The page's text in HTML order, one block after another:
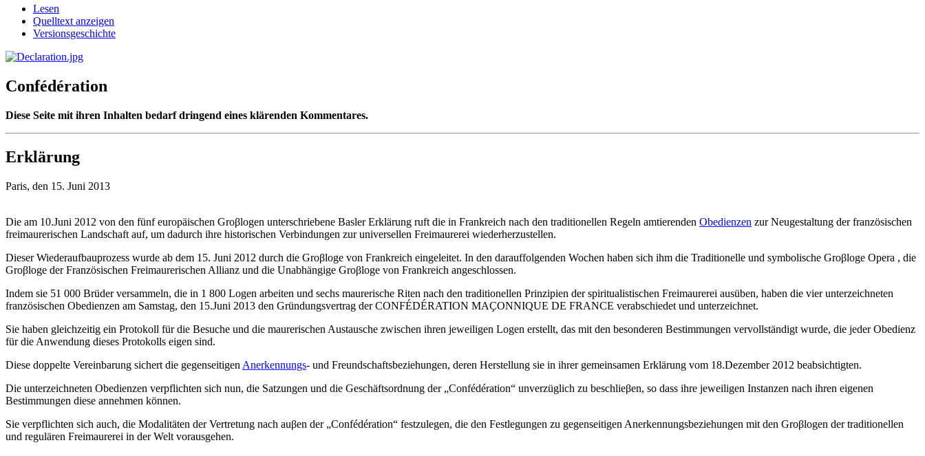
Lesen
Quelltext anzeigen
Versionsgeschichte
Confédération
Diese Seite mit ihren Inhalten bedarf dringend eines klärenden Kommentares.
Erklärung
Paris, den 15. Juni 2013
Die am 10.Juni 2012 von den fünf europäischen Groβlogen unterschriebene Basler Erklärung ruft die in Frankreich nach den traditionellen Regeln amtierenden Obedienzen zur Neugestaltung der französischen
freimaurerischen Landschaft auf, um dadurch ihre historischen Verbindungen zur universellen Freimaurerei wiederherzustellen.
Dieser Wiederaufbauprozess wurde ab dem 15. Juni 2012 durch die Groβloge von Frankreich eingeleitet. In den darauffolgenden Wochen haben sich ihm die Traditionelle und symbolische Groβloge Opera , die
Groβloge der Französischen Freimaurerischen Allianz und die Unabhängige Groβloge von Frankreich angeschlossen.
Indem sie 51 000 Brüder versammeln, die in 1 800 Logen arbeiten und sechs maurerische Riten nach den traditionellen Prinzipien der spiritualistischen Freimaurerei ausüben, haben die vier unterzeichneten
französischen Obedienzen am Samstag, den 15.Juni 2013 den Gründungsvertrag der CONFÉDÉRATION MAҪONNIQUE DE FRANCE verabschiedet und unterzeichnet.
Sie haben gleichzeitig ein Protokoll für die Besuche und die maurerischen Austausche zwischen ihren jeweiligen Logen erstellt, das mit den besonderen Bestimmungen vervollständigt wurde, die jeder Obedienz
für die Anwendung dieses Protokolls eigen sind.
Diese doppelte Vereinbarung sichert die gegenseitigen Anerkennungs- und Freundschaftsbeziehungen, deren Herstellung sie in ihrer gemeinsamen Erklärung vom 18.Dezember 2012 beabsichtigten.
Die unterzeichneten Obedienzen verpflichten sich nun, die Satzungen und die Geschäftsordnung der „Confédération“ unverzüglich zu beschlieβen, so dass ihre jeweiligen Instanzen nach ihren eigenen
Bestimmungen diese annehmen können.
Sie verpflichten sich auch, die Modalitäten der Vertretung nach auβen der „Confédération“ festzulegen, die den Festlegungen zu gegenseitigen Anerkennungsbeziehungen mit den Groβlogen der traditionellen
und regulären Freimaurerei in der Welt vorausgehen.